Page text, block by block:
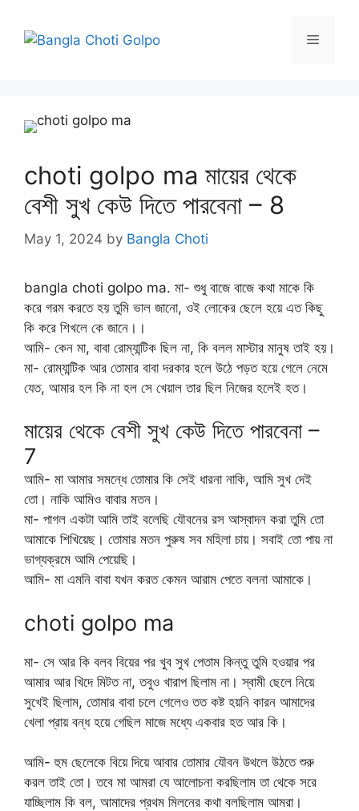
content
Menu
choti golpo ma মায়ের থেকে
বেশী সুখ কেউ দিতে পারবেনা – 8
May 1, 2024 by Bangla Choti
bangla choti golpo ma. মা- শুধু বাজে বাজে কথা মাকে কি
করে গরম করতে হয় তুমি ভাল জানো, ওই লোকের ছেলে হয়ে এত কিছু
কি করে শিখলে কে জানে।।
আমি- কেন মা, বাবা রোম্যান্টিক ছিল না, কি বলল মাস্টার মানুষ তাই হয়।
মা- রোম্যান্টিক আর তোমার বাবা দরকার হলে উঠে পড়ত হয়ে গেলে নেমে
যেত, আমার হল কি না হল সে খেয়াল তার ছিল নিজের হলেই হত।
মায়ের থেকে বেশী সুখ কেউ দিতে পারবেনা –
7
আমি- মা আমার সমন্ধে তোমার কি সেই ধারনা নাকি, আমি সুখ দেই
তো। নাকি আমিও বাবার মতন।
মা- পাগল একটা আমি তাই বলেছি যৌবনের রস আস্বাদন করা তুমি তো
আমাকে শিখিয়েছ। তোমার মতন পুরুষ সব মহিলা চায়। সবাই তো পায় না
ভাগ্যক্রমে আমি পেয়েছি।
আমি- মা এমনি বাবা যখন করত কেমন আরাম পেতে বলনা আমাকে।
choti golpo ma
মা- সে আর কি বলব বিয়ের পর খুব সুখ পেতাম কিন্তু তুমি হওয়ার পর
আমার আর খিদে মিটত না, তবুও খারাপ ছিলাম না। স্বামী ছেলে নিয়ে
সুখেই ছিলাম, তোমার বাবা চলে গেলেও তত কষ্ট হয়নি কারন আমাদের
খেলা প্রায় বন্ধ হয়ে গেছিল মাজে মধ্যে একবার হত আর কি।
আমি- হুম ছেলেকে বিয়ে দিয়ে আবার তোমার যৌবন উথলে উঠতে শুরু
করল তাই তো। তবে মা আমরা যে আলোচনা করছিলাম তা থেকে সরে
যাচ্ছিলাম কি বল, আমাদের প্রথম মিলনের কথা বলছিলাম আমরা।